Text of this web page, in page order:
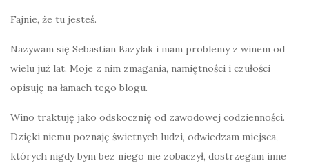
Fajnie, że tu jesteś.
Nazywam się Sebastian Bazylak i mam problemy z winem od
wielu już lat. Moje z nim zmagania, namiętności i czułości
opisuję na łamach tego blogu.
Wino traktuję jako odskocznię od zawodowej codzienności.
Dzięki niemu poznaję świetnych ludzi, odwiedzam miejsca,
których nigdy bym bez niego nie zobaczył, dostrzegam inne